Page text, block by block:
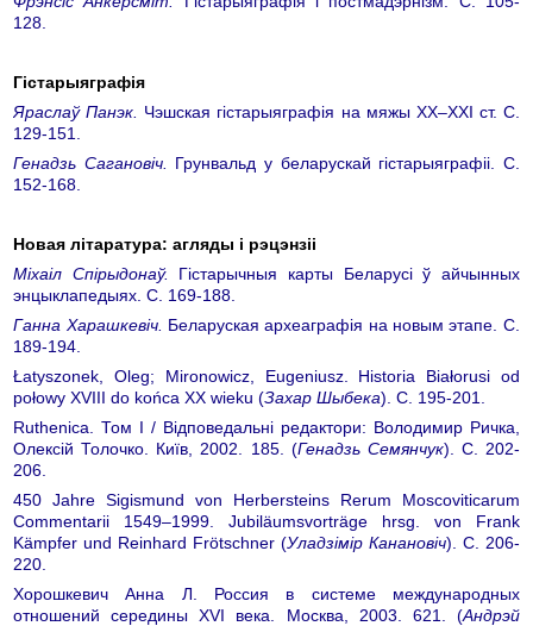
128.
Гістарыяграфія
Яраслаў Панэк.
Чэшская гістарыяграфія на мяжы ХХ–ХХI ст. С.
129-151.
Генадзь Сагановіч.
Грунвальд у беларускай гістарыяграфіі. С.
152-168.
Новая лiтаратура: агляды i рэцэнзii
Міхаіл Спірыдонаў.
Гістарычныя карты Беларусі ў айчынных
энцыклапедыях. С. 169-188.
Ганна Харашкевіч. Беларуская археаграфія на новым этапе. С.
189-194.
Łatyszonek, Oleg; Mironowicz, Eugeniusz. Historia Białorusi od
połowy XVIII do końca XX wieku (Захар Шыбека). С. 195-201.
Ruthenica. Том I / Відповедальні редактори: Володимир Ричка,
Олексій Толочко. Київ, 2002. 185. (Генадзь Семянчук). С. 202-
206.
450 Jahre Sigismund von Herbersteins Rerum Moscoviticarum
Commentarii 1549–1999. Jubiläumsvorträge hrsg. von Frank
Kämpfer und Reinhard Frötschner (Уладзімір Канановіч). С. 206-
220.
Хорошкевич Анна Л. Россия в системе международных
отношений середины XVI века. Москва, 2003. 621. (Андрэй